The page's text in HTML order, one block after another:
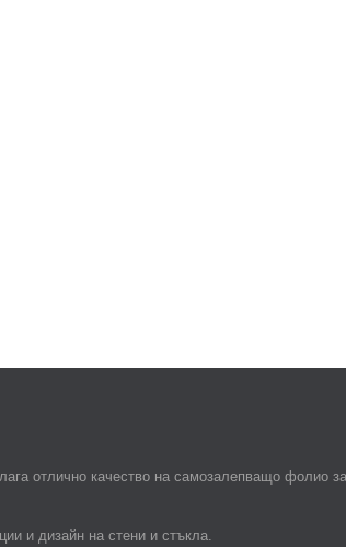
отлично качество на самозалепващо фолио за
и дизайн на стени и стъкла.